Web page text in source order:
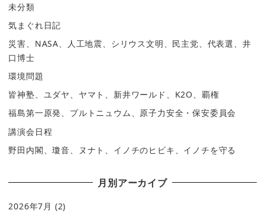
未分類
気まぐれ日記
災害、NASA、人工地震、シリウス文明、民主党、代表選、井
口博士
環境問題
皆神塾、ユダヤ、ヤマト、新井ワールド、K2O、覇権
福島第一原発、プルトニュウム、原子力安全・保安委員会
講演会日程
野田内閣、瓊音、ヌナト、イノチのヒビキ、イノチを守る
月別アーカイブ
2026年7月 (2)